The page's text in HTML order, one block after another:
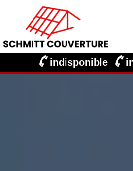
indisponible